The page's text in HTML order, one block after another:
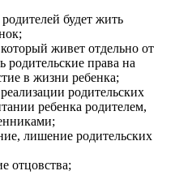
будет жить
живет отдельно от
родительские права на
в жизни ребенка;
родительских
ребенка родителем,
лишение родительских
отцовства;